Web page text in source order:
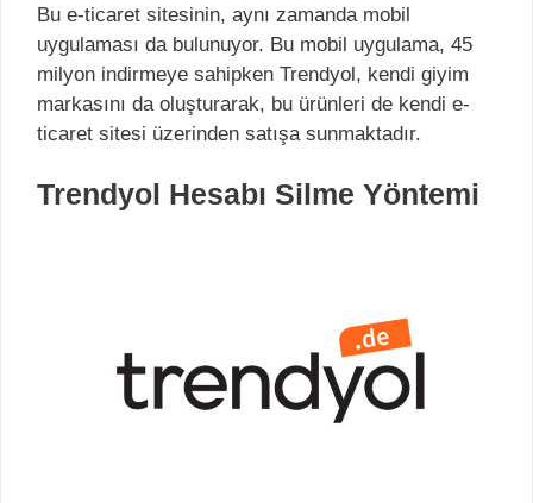
Bu e-ticaret sitesinin, aynı zamanda mobil
uygulaması da bulunuyor. Bu mobil uygulama, 45
milyon indirmeye sahipken Trendyol, kendi giyim
markasını da oluşturarak, bu ürünleri de kendi e-
ticaret sitesi üzerinden satışa sunmaktadır.
Trendyol Hesabı Silme Yöntemi